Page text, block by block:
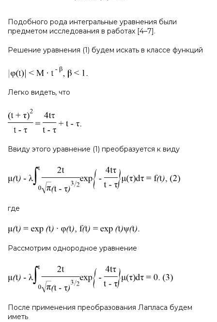
Подобного рода интегральные уравнения были
предметом исследования в работах [4–7].
Решение уравнения (1) будем искать в классе функций
Легко видеть, что
Ввиду этого уравнение (1) преобразуется к виду
где
Рассмотрим однородное уравнение
После применения преобразования Лапласа будем
иметь